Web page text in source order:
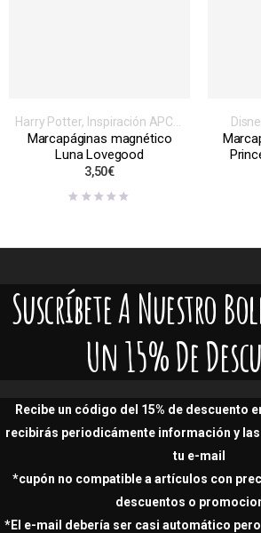
Harry Potter, Inspiración APCH
Magnéticos,Marcapáginas
Marcapáginas magnético
Luna Lovegood
3,50€
Suscríbete A Nuestro
Un 15% De
Recibe un código del 15% de descuento
recibirás periodicámente información y
tu e-mail
*cupón no compatible a artículos con
descuentos o
*El e-mail debería ser casi automático